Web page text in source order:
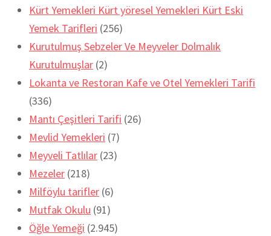
Kürt Yemekleri Kürt yöresel Yemekleri Kürt Eski
Yemek Tarifleri (256)
Kurutulmuş Sebzeler Ve Meyveler Dolmalık
Kurutulmuşlar (2)
Lokanta ve Restoran Kafe ve Otel Yemekleri Tarifi
(336)
Mantı Çeşitleri Tarifi (26)
Mevlid Yemekleri (7)
Meyveli Tatlılar (23)
Mezeler (218)
Milföylu tarifler (6)
Mutfak Okulu (91)
Öğle Yemeği (2.945)